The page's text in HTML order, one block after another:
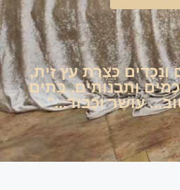
וְנָכָדִים כְּצֶרֶת עֵץ זַית,
וְתַבְנוּתִים, בָּתִים
עוֹשֶׁר וְכָבוֹד..."